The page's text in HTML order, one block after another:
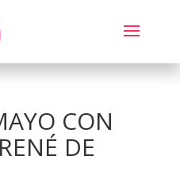
CON
DE